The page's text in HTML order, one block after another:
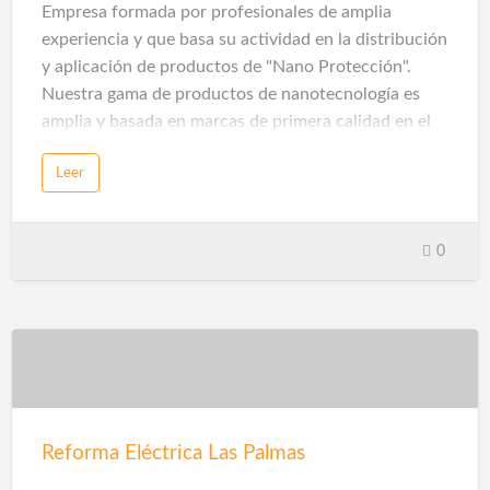
Empresa formada por profesionales de amplia
experiencia y que basa su actividad en la distribución
y aplicación de productos de "Nano Protección".
Nuestra gama de productos de nanotecnología es
amplia y basada en marcas de primera calidad en el
Limpieza Fachadas Las Palmas
La mayoría de los productos son recubrimientos ó
manchas, suciedad, evita la formación de
mantenimientos y limpiezas sean muy fáciles,
Leer
0
Reforma Eléctrica Las Palmas